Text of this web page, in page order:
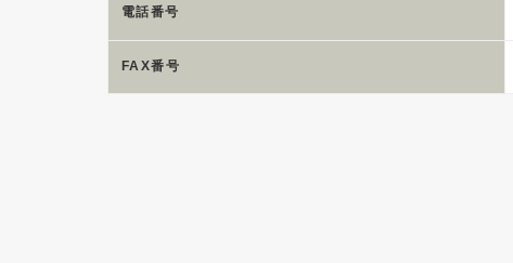
電話番号
FAX番号